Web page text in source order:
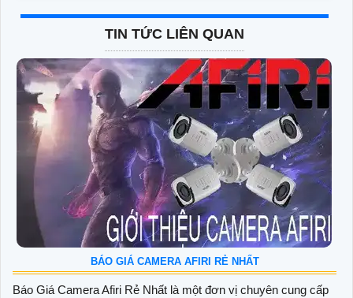
TIN TỨC LIÊN QUAN
BÁO GIÁ CAMERA AFIRI RẺ NHẤT
Báo Giá Camera Afiri Rẻ Nhất là một đơn vị chuyên cung cấp